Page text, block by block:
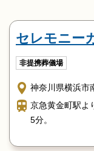
セレモニー
非提携葬儀場
神奈川県横浜市
京急黄金町駅よ
5分。